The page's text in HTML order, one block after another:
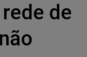
de